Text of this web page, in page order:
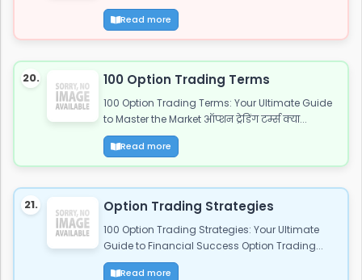
Read more
20. 100 Option Trading Terms
100 Option Trading Terms: Your Ultimate Guide
to Master the Market ऑप्शन ट्रेडिंग टर्म्स क्या...
Read more
21. Option Trading Strategies
100 Option Trading Strategies: Your Ultimate
Guide to Financial Success Option Trading...
Read more